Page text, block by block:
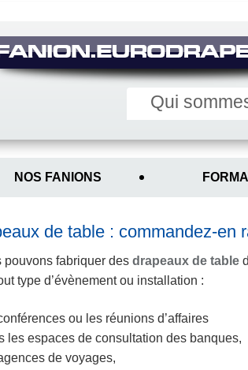
Qui
NOS FANIONS
de table : commandez-en
pouvons fabriquer des drapeaux de table
type d’évènement ou installation :
ou les réunions d’affaires
les espaces de consultation des banques,
de voyages,